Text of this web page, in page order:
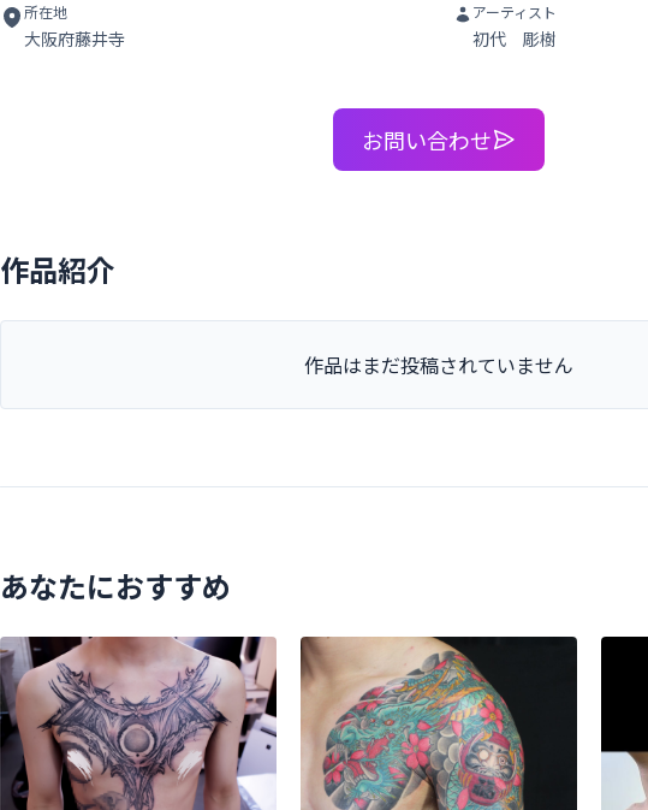
所在地
大阪府藤井寺
アーティスト
初代 彫樹
お問い合わせ
作品紹介
作品はまだ投稿されていません
あなたにおすすめ